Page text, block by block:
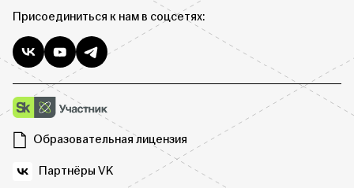
Присоединиться к нам в соцсетях:
Образовательная лицензия
Партнёры VK